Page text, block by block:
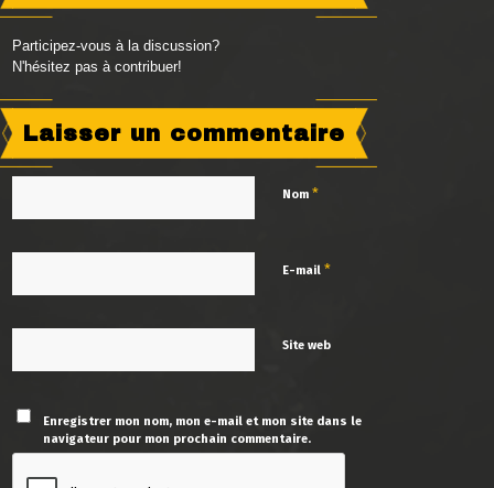
Participez-vous à la discussion?
N'hésitez pas à contribuer!
Laisser un commentaire
Nom*
E-mail*
Site web
Enregistrer mon nom, mon e-mail et mon site dans le
navigateur pour mon prochain commentaire.